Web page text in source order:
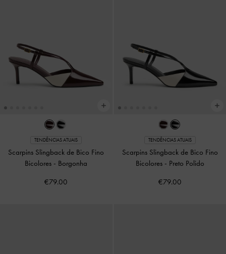
TENDÊNCIAS ATUAIS
Scarpins Slingback de Bico Fino
Bicolores - Borgonha
€79.00
TENDÊNCIAS ATUAIS
Scarpins Slingback de Bico Fino
Bicolores - Preto Polido
€79.00